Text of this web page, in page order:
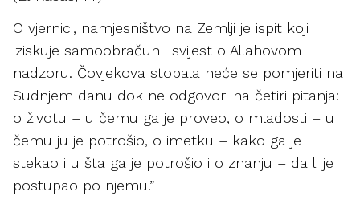
O vjernici, namjesništvo na Zemlji je ispit koji
iziskuje samoobračun i svijest o Allahovom
nadzoru. Čovjekova stopala neće se pomjeriti na
Sudnjem danu dok ne odgovori na četiri pitanja:
o životu – u čemu ga je proveo, o mladosti – u
čemu ju je potrošio, o imetku – kako ga je
stekao i u šta ga je potrošio i o znanju – da li je
postupao po njemu.”